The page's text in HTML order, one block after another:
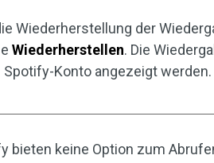
Wiederherstellung der
Wiederherstellen. Die
Konto angezeigt werden.
bieten keine Option zum